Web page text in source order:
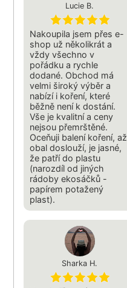
Lucie B.
Nakoupila jsem přes e-
shop už několikrát a
vždy všechno v
pořádku a rychle
dodané. Obchod má
velmi široký výběr a
nabízí i koření, které
běžně není k dostání.
Vše je kvalitní a ceny
nejsou přemrštěné.
Oceňuji balení koření, až
obal doslouží, je jasné,
že patří do plastu
(narozdíl od jiných
rádoby ekosáčků -
papírem potažený
plast).
Sharka H.